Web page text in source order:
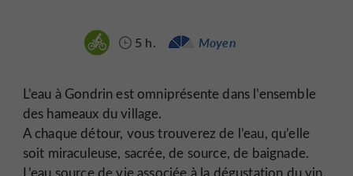
5 h. Moyen
L’eau à Gondrin est omniprésente dans l’ensemble
des hameaux du village.
A chaque détour, vous trouverez de l’eau, qu’elle
soit miraculeuse, sacrée, de source, de baignade.